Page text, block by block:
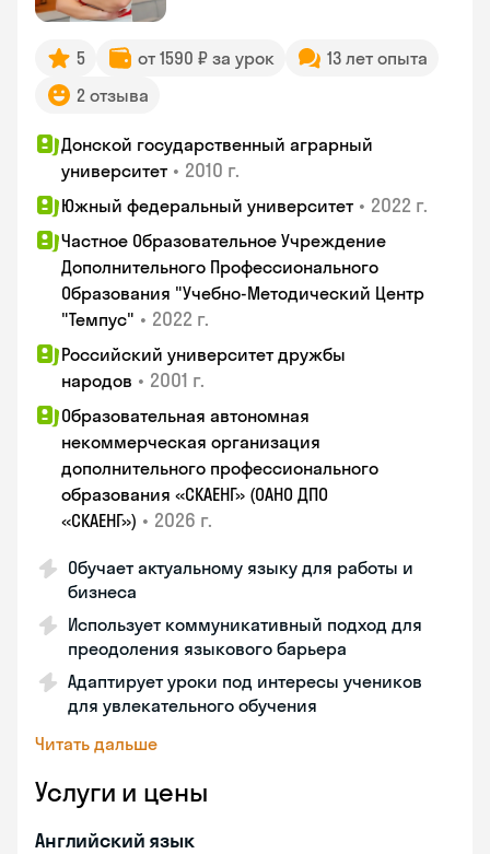
5 от 1590 ₽ за урок
13 лет опыта
2 отзыва
Донской государственный аграрный
университет • 2010 г.
Южный федеральный университет • 2022 г.
Частное Образовательное Учреждение
Дополнительного Профессионального
Образования "Учебно-Методический Центр
"Темпус" • 2022 г.
Российский университет дружбы
народов • 2001 г.
Образовательная автономная
некоммерческая организация
дополнительного профессионального
образования «СКАЕНГ» (ОАНО ДПО
«СКАЕНГ») • 2026 г.
Обучает актуальному языку для работы и
бизнеса
Использует коммуникативный подход для
преодоления языкового барьера
Адаптирует уроки под интересы учеников
для увлекательного обучения
Читать дальше
Услуги и цены
Английский язык